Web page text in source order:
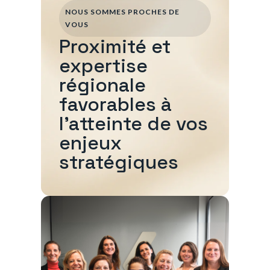
NOUS SOMMES PROCHES DE
VOUS
Proximité et
expertise
régionale
favorables à
l'atteinte de vos
enjeux
stratégiques